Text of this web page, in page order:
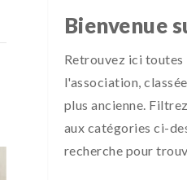
Bienvenue
Retrouvez ici toutes
l'association,
plus ancienne.
aux catégories ci-
recherche pour